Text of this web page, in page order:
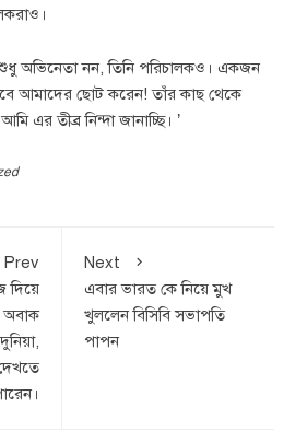
অভিনেতা নন, তিনি পরিচালকও। একজন
আমাদের ছোট করেন! তাঁর কাছ থেকে
এর তীব্র নিন্দা জানাচ্ছি। ’
Prev
দিয়ে
অবাক
Next
এবার ভারত কে নিয়ে মুখ
খুললেন বিসিবি সভাপতি
পাপন